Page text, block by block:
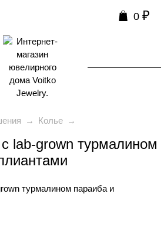
0 ₽
→ Колье →
lab-grown турмалином